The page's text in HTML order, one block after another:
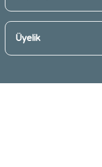
Üyelik